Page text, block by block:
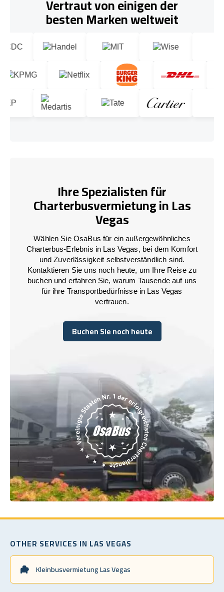
Vertraut von einigen der
besten Marken weltweit
Ihre Spezialisten für
Charterbusvermietung in Las
Vegas
Wählen Sie OsaBus für ein außergewöhnliches
Charterbus-Erlebnis in Las Vegas, bei dem Komfort
und Zuverlässigkeit selbstverständlich sind.
Kontaktieren Sie uns noch heute, um Ihre Reise zu
buchen und erfahren Sie, warum Tausende auf uns
für ihre Transportbedürfnisse in Las Vegas
vertrauen.
Buchen Sie noch heute
Buchen Sie noch heute
OTHER SERVICES IN LAS VEGAS
Kleinbusvermietung Las Vegas